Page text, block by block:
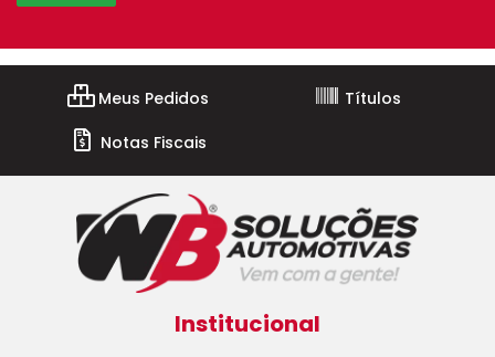
Meus Pedidos
Títulos
Notas Fiscais
Institucional